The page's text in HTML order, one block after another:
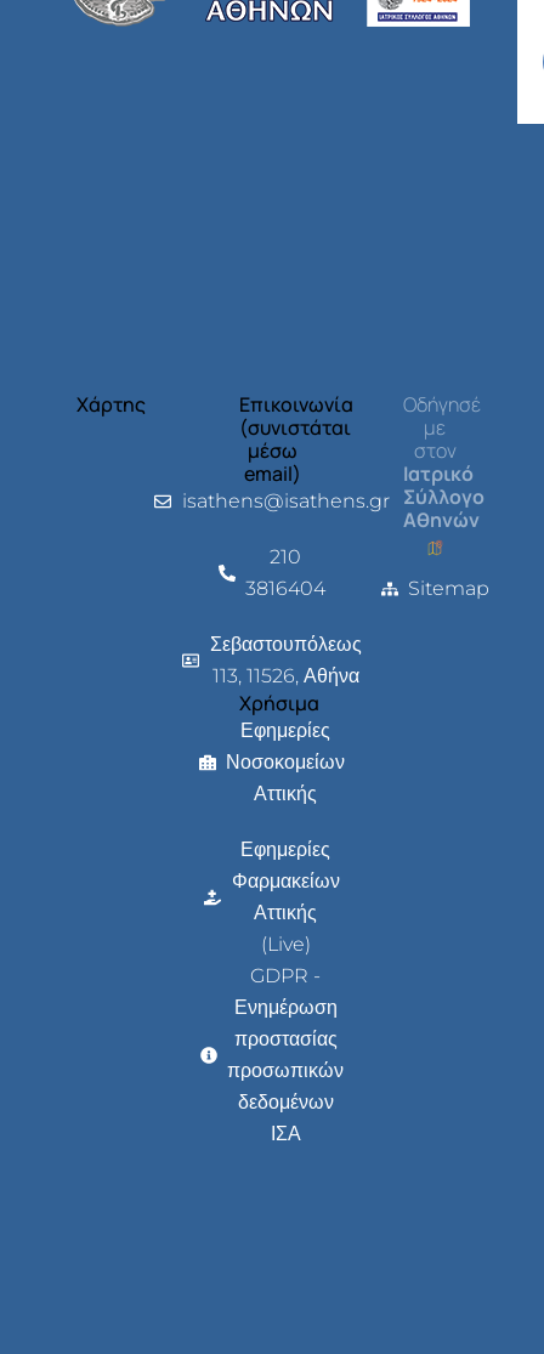
Χάρτης
Επικοινωνία
(συνιστάται
μέσω
email)
isathens@isathens.gr
210
3816404
Σεβαστουπόλεως
113, 11526, Αθήνα
Χρήσιμα
Εφημερίες
Νοσοκομείων
Αττικής
Εφημερίες
Φαρμακείων
Αττικής
(Live)
GDPR -
Ενημέρωση
προστασίας
προσωπικών
δεδομένων
ΙΣΑ
Οδήγησέ
με
στον
Ιατρικό
Σύλλογο
Αθηνών
Sitemap